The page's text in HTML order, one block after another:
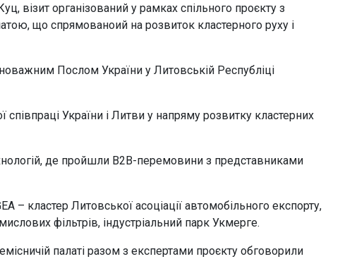
візит організований у рамках спільного проєкту з
що спрямованоий на розвиток кластерного руху і
Послом України у Литовській Республіці
України і Литви у напряму розвитку кластерних
де пройшли В2В-перемовини з представниками
– кластер Литовської асоціації автомобільного експорту,
фільтрів, індустріальний парк Укмерге.
палаті разом з експертами проєкту обговорили